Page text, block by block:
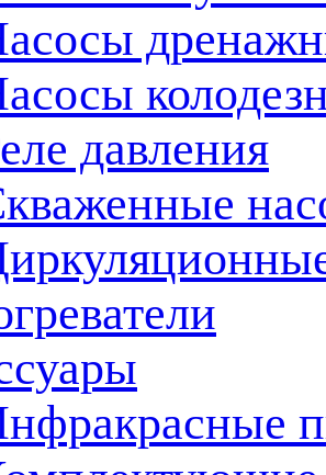
давления